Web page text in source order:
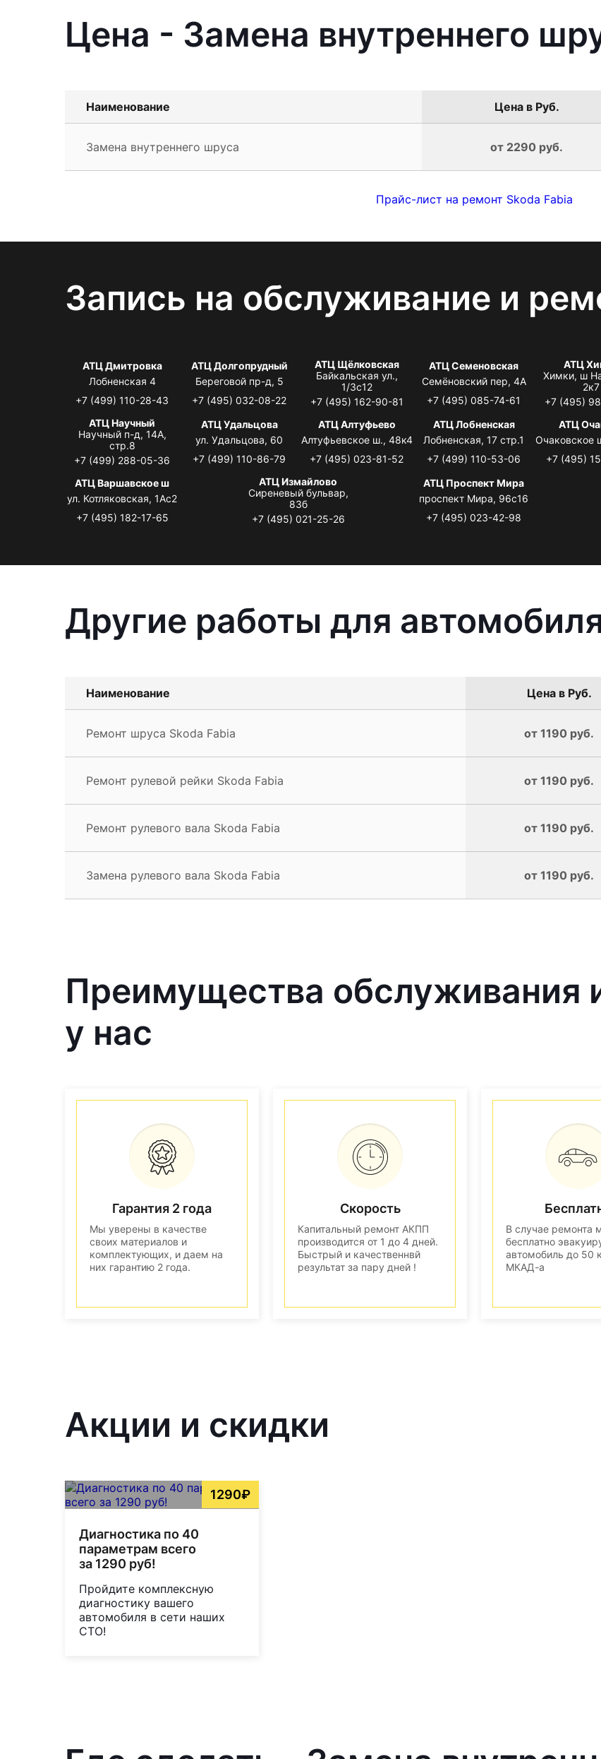
Цена - Замена внутреннего
Наименование Цена в Руб.
Замена внутреннего шруса от 2290 руб.
Прайс-лист на ремонт Skoda Fabia
Запись на обслуживание и
АТЦ Дмитровка
Лобненская 4
+7 (499) 110-28-43
АТЦ Долгопрудный
Береговой пр-д, 5
+7 (495) 032-08-22
АТЦ Щёлковская
Байкальская ул.,
1/3с12
+7 (495) 162-90-81
АТЦ Семеновская
Семёновский пер, 4А
+7 (495) 085-74-61
АТЦ
Химки, ш
2к7
+7 (495)
АТЦ Научный
Научный п-д, 14А,
стр.8
+7 (499) 288-05-36
АТЦ Удальцова
ул. Удальцова, 60
+7 (499) 110-86-79
АТЦ Алтуфьево
Алтуфьевское ш., 48к4
+7 (495) 023-81-52
АТЦ Лобненская
Лобненская, 17 стр.1
+7 (499) 110-53-06
АТЦ
Очаковское
+7 (495)
АТЦ Варшавское ш
ул. Котляковская, 1Ас2
+7 (495) 182-17-65
АТЦ Измайлово
Сиреневый бульвар,
83б
+7 (495) 021-25-26
АТЦ Проспект Мира
проспект Мира, 96с16
+7 (495) 023-42-98
Другие работы для
Наименование Цена в Руб.
Ремонт шруса Skoda Fabia от 1190 руб.
Ремонт рулевой рейки Skoda Fabia от 1190 руб.
Ремонт рулевого вала Skoda Fabia от 1190 руб.
Замена рулевого вала Skoda Fabia от 1190 руб.
Преимущества обслуживания
у нас
Гарантия 2 года
Мы уверены в качестве
своих материалов и
комплектующих, и даем на
них гарантию 2 года.
Скорость
Капитальный ремонт АКПП
производится от 1 до 4 дней.
Быстрый и качественнвй
результат за пару дней !
В случае ремонта
бесплатно
автомобиль до 50
МКАД-а
Акции и скидки
1290₽
Диагностика по 40
параметрам всего
за 1290 руб!
Пройдите комплексную
диагностику вашего
автомобиля в сети наших
СТО!